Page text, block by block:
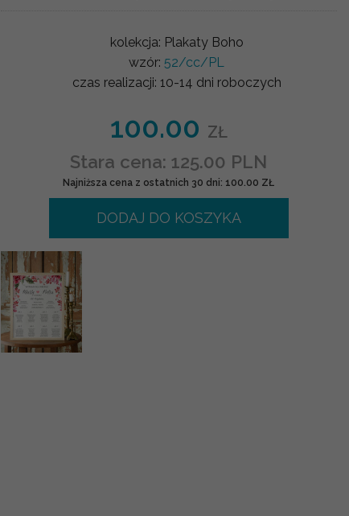
kolekcja: Plakaty Boho
wzór: 52/cc/PL
czas realizacji: 10-14 dni roboczych
100.00 ZŁ
Stara cena: 125.00 PLN
Najniższa cena z ostatnich 30 dni: 100.00 ZŁ
DODAJ DO KOSZYKA